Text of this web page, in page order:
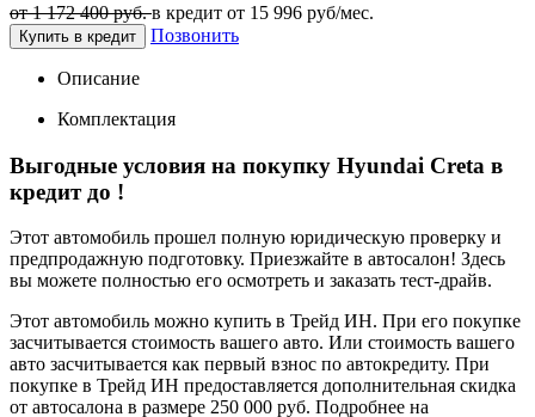
от 1 172 400 руб.в кредит от 15 996 руб/мес.
Купить в кредит Позвонить
Описание
Комплектация
Выгодные условия на покупку Hyundai Creta в
кредит до !
Этот автомобиль прошел полную юридическую проверку и
предпродажную подготовку. Приезжайте в автосалон! Здесь
вы можете полностью его осмотреть и заказать тест-драйв.
Этот автомобиль можно купить в Трейд ИН. При его покупке
засчитывается стоимость вашего авто. Или стоимость вашего
авто засчитывается как первый взнос по автокредиту. При
покупке в Трейд ИН предоставляется дополнительная скидка
от автосалона в размере 250 000 руб. Подробнее на